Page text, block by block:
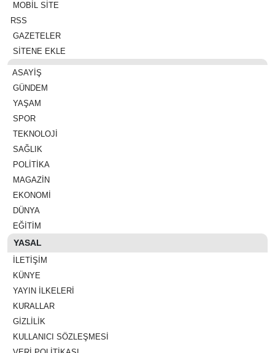
MOBİL SİTE
RSS
GAZETELER
SİTENE EKLE
ASAYIŞ
GÜNDEM
YAŞAM
SPOR
TEKNOLOJI
SAĞLIK
POLITIKA
MAGAZIN
EKONOMI
DÜNYA
EĞITIM
YASAL
İLETIŞIM
KÜNYE
YAYIN İLKELERI
KURALLAR
GIZLILIK
KULLANICI SÖZLEŞMESI